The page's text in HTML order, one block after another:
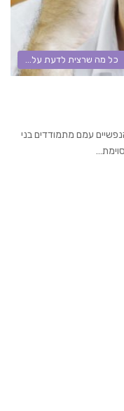
כל מה שרצית לדעת על...
עמם מתמודדים בני